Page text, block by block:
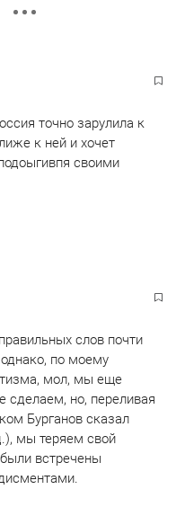
получился
точно зарулила к
к ней и хочет
своими
слов почти
по моему
мол, мы еще
сделаем, но, переливая
Бурганов сказал
мы теряем свой
встречены